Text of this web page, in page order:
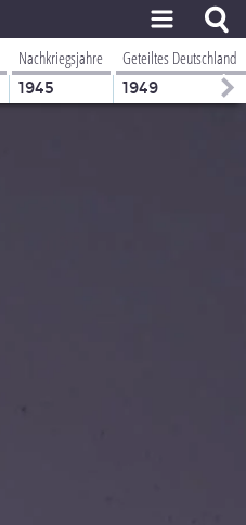
Nachkriegsjahre
1945
Geteiltes Deutschland
1949